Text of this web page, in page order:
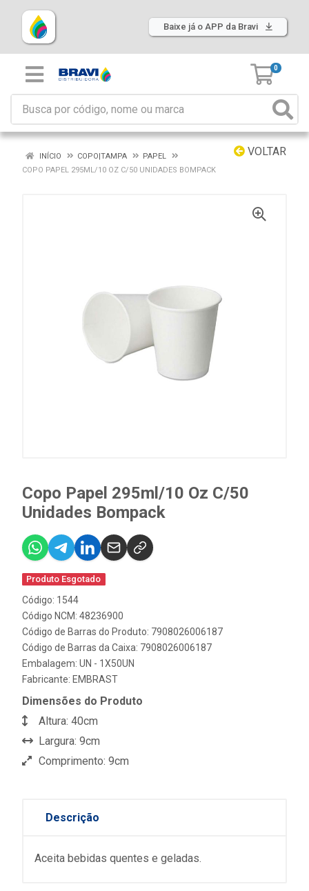
Baixe já o APP da Bravi
0
VOLTAR
INÍCIO COPO|TAMPA
PAPEL
COPO PAPEL 295ML/10 OZ C/50 UNIDADES BOMPACK
Copo Papel 295ml/10 Oz C/50
Unidades Bompack
Produto Esgotado
Código: 1544
Código NCM: 48236900
Código de Barras do Produto: 7908026006187
Código de Barras da Caixa: 7908026006187
Embalagem: UN - 1X50UN
Fabricante: EMBRAST
Dimensões do Produto
Altura: 40cm
Largura: 9cm
Comprimento: 9cm
Descrição
Aceita bebidas quentes e geladas.